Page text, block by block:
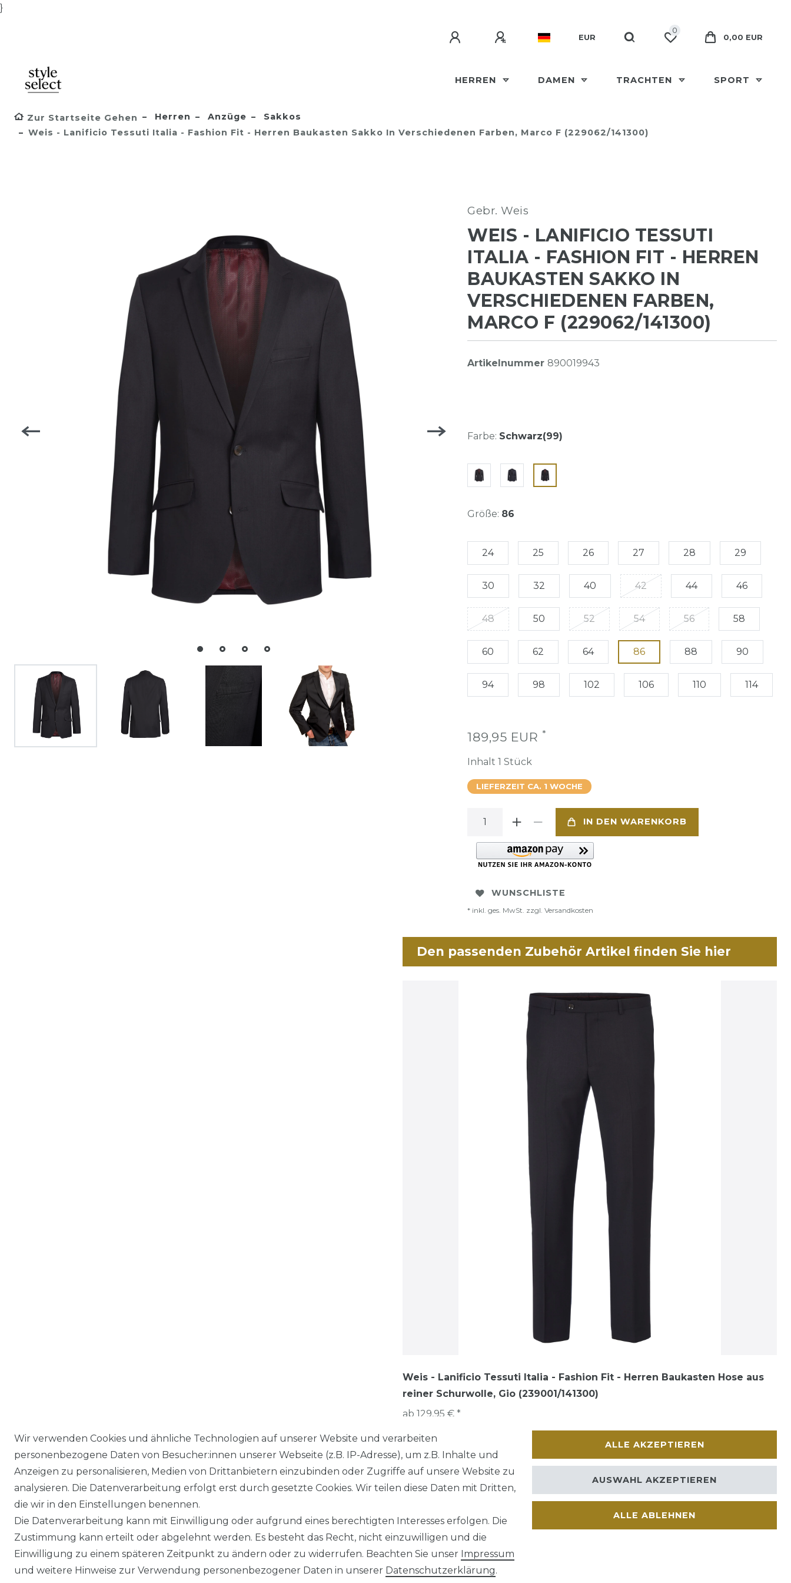
}
EUR
0
0,00 EUR
HERREN DAMEN TRACHTEN SPORT
Zur Startseite Gehen Herren Anzüge
Sakkos
Weis - Lanificio Tessuti Italia - Fashion Fit - Herren Baukasten Sakko In Verschiedenen Farben, Marco F (229062/141300)
Gebr. Weis
WEIS - LANIFICIO TESSUTI
ITALIA - FASHION FIT - HERREN
BAUKASTEN SAKKO IN
VERSCHIEDENEN FARBEN,
MARCO F (229062/141300)
Artikelnummer 890019943
Farbe: Schwarz(99)
Größe: 86
24 25 26 27 28 29
30 32 40 42 44 46
48 50 52 54 56 58
60 62 64 86 88 90
94 98 102 106 110 114
189,95 EUR *
Inhalt 1 Stück
LIEFERZEIT CA. 1 WOCHE
IN DEN WARENKORB
WUNSCHLISTE
* inkl. ges. MwSt. zzgl. Versandkosten
Den passenden Zubehör Artikel finden Sie hier
Weis - Lanificio Tessuti Italia - Fashion Fit - Herren Baukasten Hose aus
reiner Schurwolle, Gio (239001/141300)
ab 129,95 € *
Impressum Daten­schutz­erklärung AGB Barrierefreiheitserklärung Widerrufs­recht
Wir verwenden Cookies und ähnliche Technologien auf unserer Website und verarbeiten
personenbezogene Daten von Besucher:innen unserer Webseite (z.B. IP-Adresse), um z.B. Inhalte und
Anzeigen zu personalisieren, Medien von Drittanbietern einzubinden oder Zugriffe auf unsere Website zu
analysieren. Die Datenverarbeitung erfolgt erst durch gesetzte Cookies. Wir teilen diese Daten mit Dritten,
die wir in den Einstellungen benennen.
Die Datenverarbeitung kann mit Einwilligung oder aufgrund eines berechtigten Interesses erfolgen. Die
Zustimmung kann erteilt oder abgelehnt werden. Es besteht das Recht, nicht einzuwilligen und die
Einwilligung zu einem späteren Zeitpunkt zu ändern oder zu widerrufen. Beachten Sie unser Impressum
und weitere Hinweise zur Verwendung personenbezogener Daten in unserer Daten­schutz­erklärung.
ALLE AKZEPTIEREN
ALLE ABLEHNEN
AUSWAHL AKZEPTIEREN